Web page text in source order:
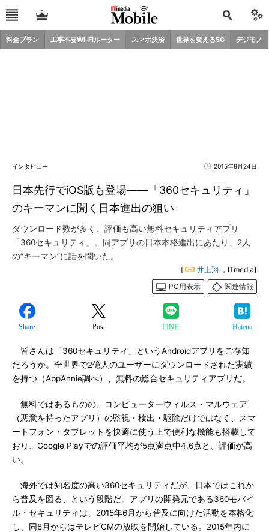
料金プラン 工事不要Wi-Fiルーター スマホ決済 世界を変える5G デジモノ
インタビュー 2015年9月24日
日本先行でiOS版も登場――「360セキュリティ」
のキーマンに聞く日本進出の狙い
ダウンロード数が多く、評価も高い無料セキュリティアプリ
「360セキュリティ」。同アプリの日本本格進出にあたり、2人
の“キーマン”に話を聞いた。
[ 井上翔 ，ITmedia]
PC用表示
関連情報
Share Post LINE Hatena
皆さんは「360セキュリティ」というAndroidアプリをご存知
だろうか。全世界で2億人のユーザーにダウンロードされた実績
を持つ（AppAnnie調べ）、無料の総合セキュリティアプリだ。
無料ではあるものの、コンピューターウィルス・マルウェア
（悪意を持ったアプリ）の監視・検出・駆除だけではなく、スマ
ートフォン・タブレットを快適に使う上で便利な機能も搭載して
おり、Google Playでの評価平均が5点満点中4.6点と、評価が高
い。
海外では知名度の高い360セキュリティだが、日本ではこれか
ら普及を図る、という段階だ。アプリの開発元である360モバイ
ル・セキュリティは、2015年6月から普及に向けた活動を本格化
し、同8月からはテレビCMの放映を開始している。2015年内に